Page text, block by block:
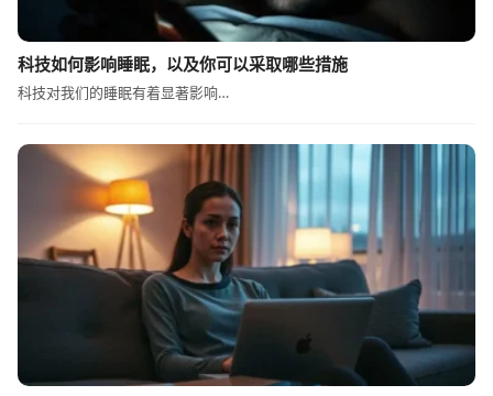
科技如何影响睡眠，以及你可以采取哪些措施
科技对我们的睡眠有着显著影响…